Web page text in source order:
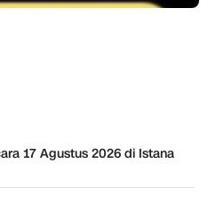
17 Agustus 2026 di Istana